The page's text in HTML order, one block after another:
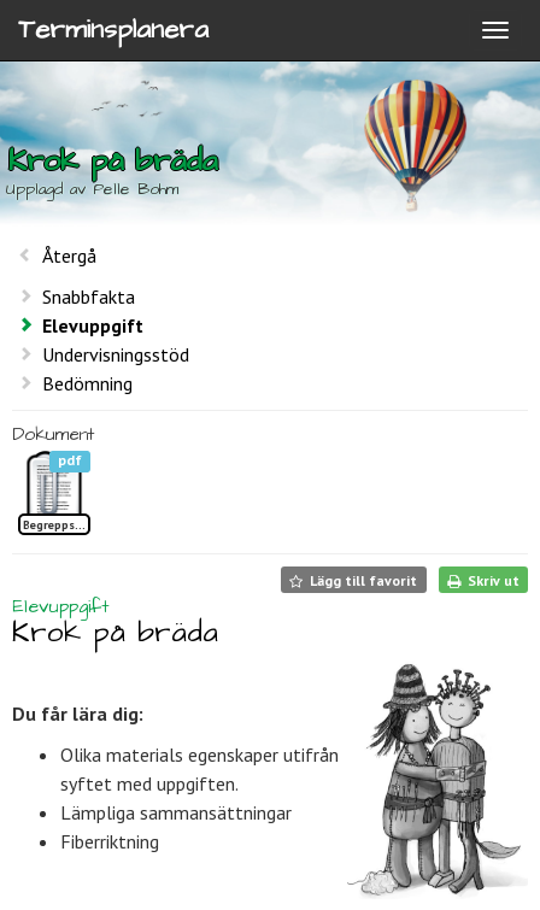
Terminsplanera
Krok på bräda
Upplagd av Pelle Bohm
Återgå
Snabbfakta
Elevuppgift
Undervisningsstöd
Bedömning
Dokument
pdf
Begreppslista Krok på bräda TP
Lägg till favorit Skriv ut
Elevuppgift
Krok på bräda
Du får lära dig:
Olika materials egenskaper utifrån
syftet med uppgiften.
Lämpliga sammansättningar
Fiberriktning